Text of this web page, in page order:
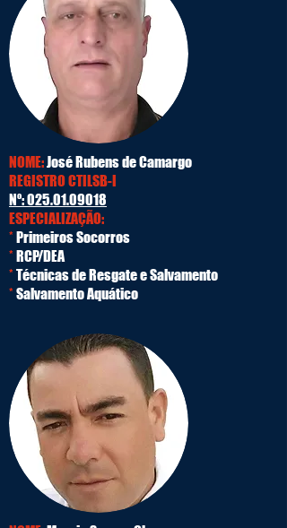
NOME:José Rubens de Camargo
REGISTRO CTILSB-I
Nº:025.01.09018
ESPECIALIZAÇÃO:
* Primeiros Socorros
* RCP/DEA
* Técnicas de Resgate e Salvamento
* Salvamento Aquático